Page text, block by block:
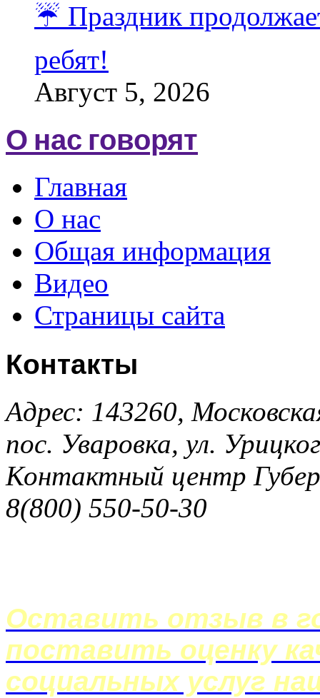
☔️ Праздник
ребят!
Август 5, 2026
О нас говорят
Главная
О нас
Общая информация
Видео
Страницы сайта
Контакты
Адрес: 143260,
пос. Уваровка, ул.
Контактный центр
8(800) 550-50-30
Оставить отзыв в
поставить оценку
социальных услуг